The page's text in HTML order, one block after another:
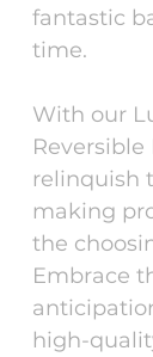
fantastic
time.
With our
Reversible
relinquish
making
the
Embrace
high-